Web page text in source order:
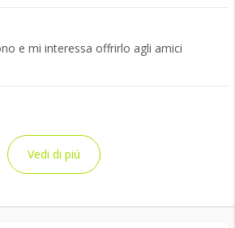
e mi interessa offrirlo agli amici
Vedi di piú